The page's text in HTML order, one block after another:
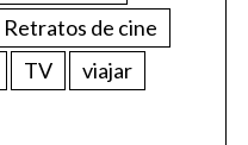
Retratos de cine
TV
viajar